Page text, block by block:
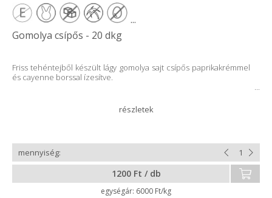
...
Gomolya csípős - 20 dkg
Friss tehéntejből készült lágy gomolya sajt csípős paprikakrémmel
és cayenne borssal ízesítve.
1200 Ft / db
6000 Ft/kg